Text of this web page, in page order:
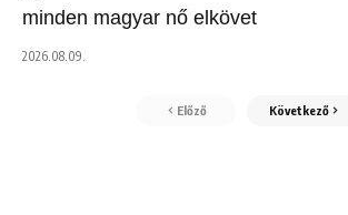
minden magyar nő elkövet
2026.08.09.
Előző Következő